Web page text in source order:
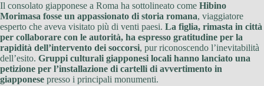
Il consolato giapponese a Roma ha sottolineato come Hibino
Morimasa fosse un appassionato di storia romana, viaggiatore
esperto che aveva visitato più di venti paesi. La figlia, rimasta in città
per collaborare con le autorità, ha espresso gratitudine per la
rapidità dell’intervento dei soccorsi, pur riconoscendo l’inevitabilità
dell’esito. Gruppi culturali giapponesi locali hanno lanciato una
petizione per l’installazione di cartelli di avvertimento in
giapponese presso i principali monumenti.